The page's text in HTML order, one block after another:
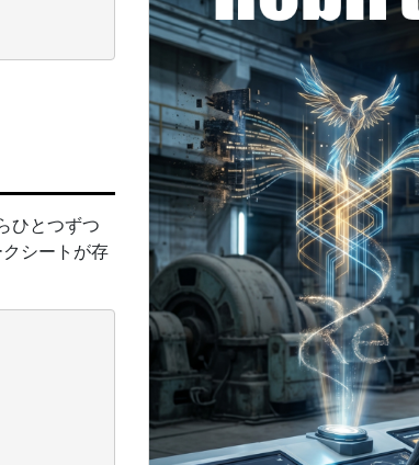
ひとつずつ
シートが存